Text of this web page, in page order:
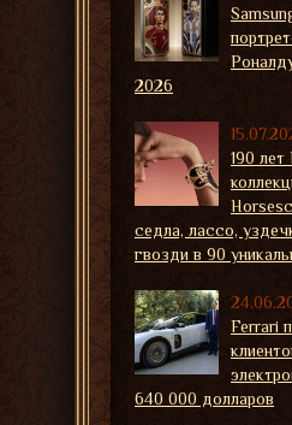
2026
190 лет
седла, лассо,
гвозди в 90
Ferrari
640 000 долларов